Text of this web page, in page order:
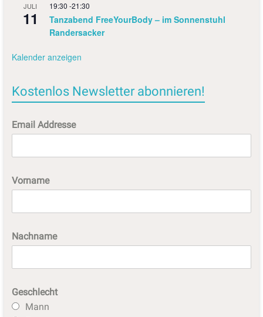
JULI
11
19:30 -21:30
Tanzabend FreeYourBody – im Sonnenstuhl
Randersacker
Kalender anzeigen
Kostenlos Newsletter abonnieren!
Email Addresse
Vorname
Nachname
Geschlecht
Mann